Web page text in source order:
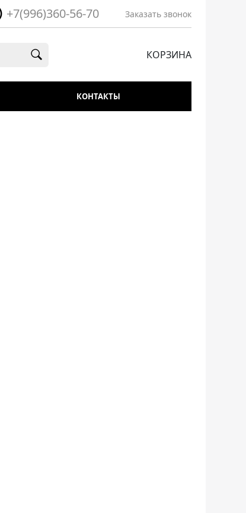
+7(996)360-56-70 Заказать звонок
КОРЗИНА
КОНТАКТЫ